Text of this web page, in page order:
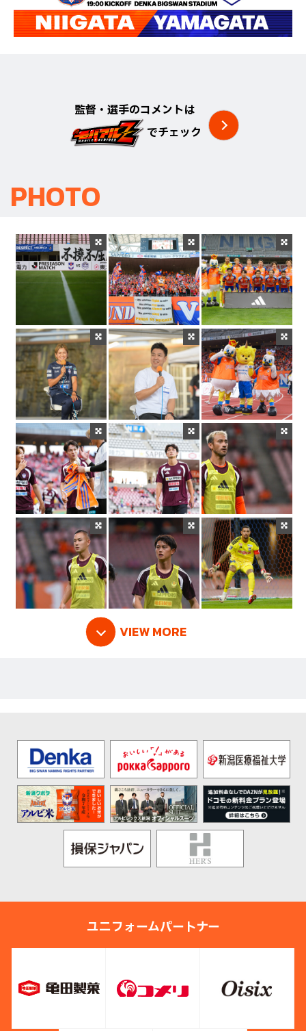
監督・選手のコメントは
でチェック
PHOTO
VIEW MORE
ユニフォームパートナー